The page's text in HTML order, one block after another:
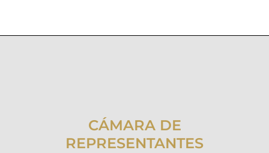
CÁMARA DE
REPRESENTANTES